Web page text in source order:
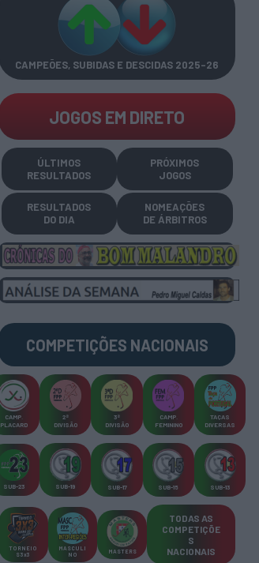
CAMPEÕES, SUBIDAS E DESCIDAS 2025-26
JOGOS EM DIRETO
ÚLTIMOS
RESULTADOS
PRÓXIMOS
JOGOS
RESULTADOS
DO DIA
NOMEAÇÕES
DE ÁRBITROS
COMPETIÇÕES NACIONAIS
CAMP.
PLACARD
2ª
DIVISÃO
3ª
DIVISÃO
CAMP.
FEMININO
TAÇAS
DIVERSAS
SUB-23 SUB-19 SUB-17 SUB-15 SUB-13
TORNEIO
S 3x3
MASCULI
NO
MASTERS
TODAS AS
COMPETIÇÕE
S
NACIONAIS